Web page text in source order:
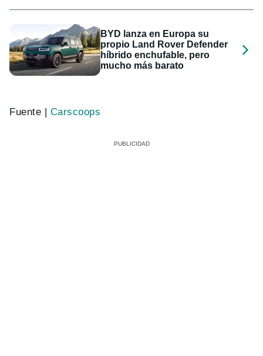
BYD lanza en Europa su
propio Land Rover Defender
híbrido enchufable, pero
mucho más barato
Fuente | Carscoops